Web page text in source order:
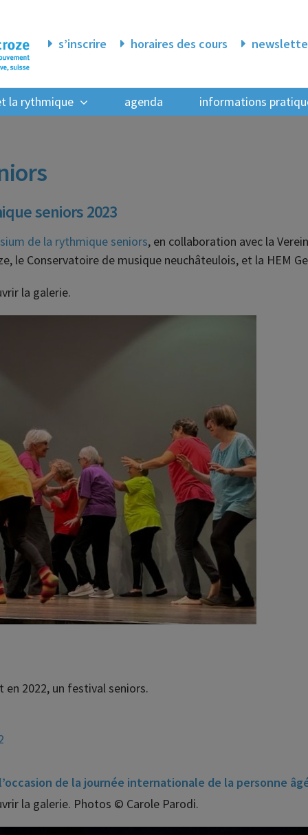
s’inscrire horaires des cours
la rythmique agenda informations
seniors 2023
de la rythmique seniors, en collaboration avec la
le Conservatoire de musique neuchâteulois, et la HEM
la galerie.
en 2022, un festival seniors.
de la journée internationale de la personne
la galerie. Photos © Carole Parodi.